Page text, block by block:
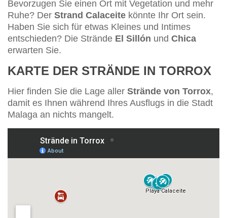
Bevorzugen Sie einen Ort mit Vegetation und mehr
Ruhe? Der Strand Calaceite könnte Ihr Ort sein.
Haben Sie sich für etwas Kleines und Intimes
entschieden? Die Strände El Sillón und Chica
erwarten Sie.
KARTE DER STRÄNDE IN TORROX
Hier finden Sie die Lage aller Strände von Torrox,
damit es Ihnen während Ihres Ausflugs in die Stadt
Malaga an nichts mangelt.